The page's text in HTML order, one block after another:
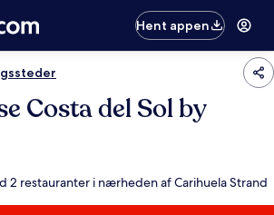
Hent appen
Costa del Sol by
2 restauranter i nærheden af Carihuela Strand